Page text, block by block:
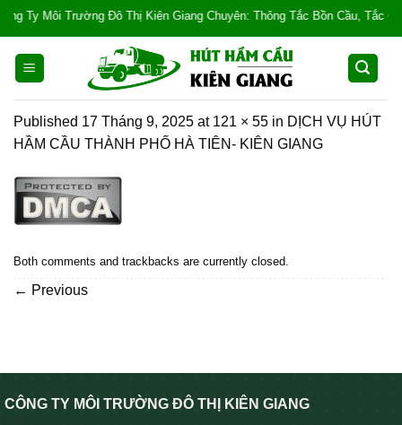
Skip
content
Ty Môi Trường Đô Thị Kiên Giang Chuyên: Thông Tắc Bồn Cầu, Tắc
Published 17 Tháng 9, 2025 at 121 × 55 in DỊCH VỤ HÚT
HẦM CẦU THÀNH PHỐ HÀ TIÊN- KIÊN GIANG
Both comments and trackbacks are currently closed.
← Previous
CÔNG TY MÔI TRƯỜNG ĐÔ THỊ KIÊN GIANG